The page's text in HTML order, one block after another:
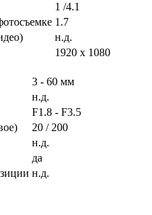
1 /4.1
1.7
н.д.
1920 x 1080
3 - 60 мм
н.д.
F1.8 - F3.5
20 / 200
н.д.
да
н.д.